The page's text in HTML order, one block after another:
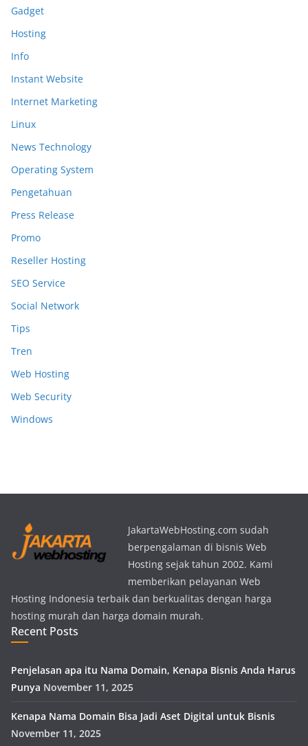
Gadget
Hosting
Info
Instant Website
Internet Marketing
Linux
News Technology
Operating System
Pengetahuan
Press Release
Promo
Reseller Hosting
SEO Service
Social Network
Tips
Tren
Web Hosting
Web Security
Windows
JakartaWebHosting.com sudah
berpengalaman di bisnis Web
Hosting sejak tahun 2002. Kami
memberikan pelayanan Web
Hosting Indonesia terbaik dan berkualitas dengan harga
hosting murah dan harga domain murah.
Recent Posts
Penjelasan apa itu Nama Domain, Kenapa Bisnis Anda Harus
Punya November 11, 2025
Kenapa Nama Domain Bisa Jadi Aset Digital untuk Bisnis
November 11, 2025